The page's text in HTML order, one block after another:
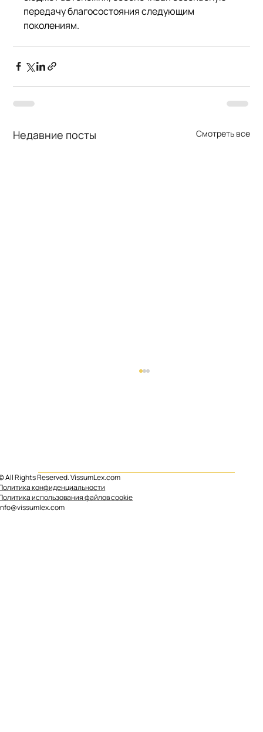
передачу благосостояния следующим
поколениям.
Недавние посты Смотреть все
Суброгация ипотеки в Испании
All Rights Reserved. VissumLex.com
конфиденциальности
использования файлов cookie